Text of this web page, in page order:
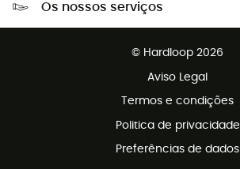
Os nossos serviços
© Hardloop 2026
Aviso Legal
Termos e condições
Politica de privacidade
Preferências de dados